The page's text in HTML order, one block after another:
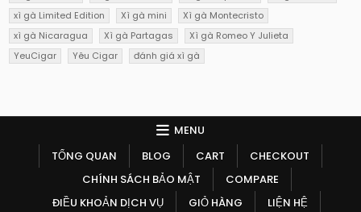
xì gà Limited Edition
Xì gà mini
Xì gà Montecristo
xì gà Nicaragua
Xì gà Partagas
Xì gà Romeo Y Julieta
YeuCigar
Yêu Cigar đánh giá xì gà
MENU
TỔNG QUAN
BLOG CART
CHECKOUT
CHÍNH SÁCH BẢO MẬT
COMPARE
ĐIỀU KHOẢN DỊCH VỤ
GIỎ HÀNG LIỆN HỆ